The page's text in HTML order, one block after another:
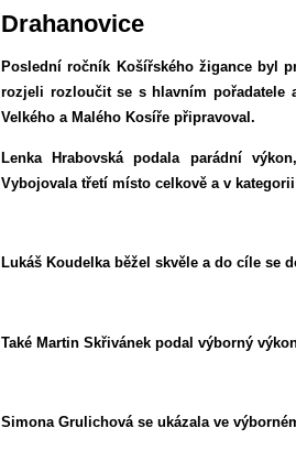
Drahanovice
Poslední ročník Košířského žigance byl
rozjeli rozloučit se s hlavním pořadatele
Velkého a Malého Kosíře připravoval.
Lenka Hrabovská podala parádní
Vybojovala třetí místo celkově a v
Lukáš Koudelka běžel skvěle a do cíle se
Také Martin Skřivánek podal výborný
Simona Grulichová se ukázala ve